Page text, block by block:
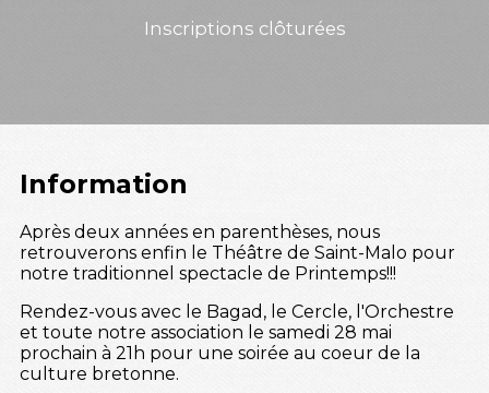
Inscriptions clôturées
Information
Après deux années en parenthèses, nous
retrouverons enfin le Théâtre de Saint-Malo pour
notre traditionnel spectacle de Printemps!!!
Rendez-vous avec le Bagad, le Cercle, l'Orchestre
et toute notre association le samedi 28 mai
prochain à 21h pour une soirée au coeur de la
culture bretonne.